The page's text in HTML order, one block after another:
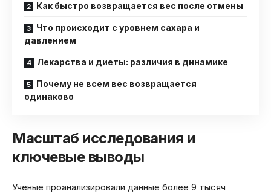
Как быстро возвращается вес после отмены
Что происходит с уровнем сахара и
давлением
Лекарства и диеты: различия в динамике
Почему не всем вес возвращается
одинаково
Масштаб исследования и
ключевые выводы
Ученые проанализировали данные более 9 тысяч